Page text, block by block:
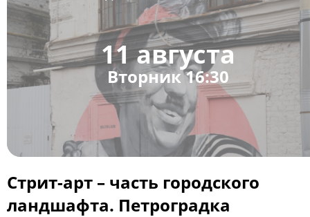
11 августа
Вторник 16:30
Стрит-арт – часть городского
ландшафта. Петроградка